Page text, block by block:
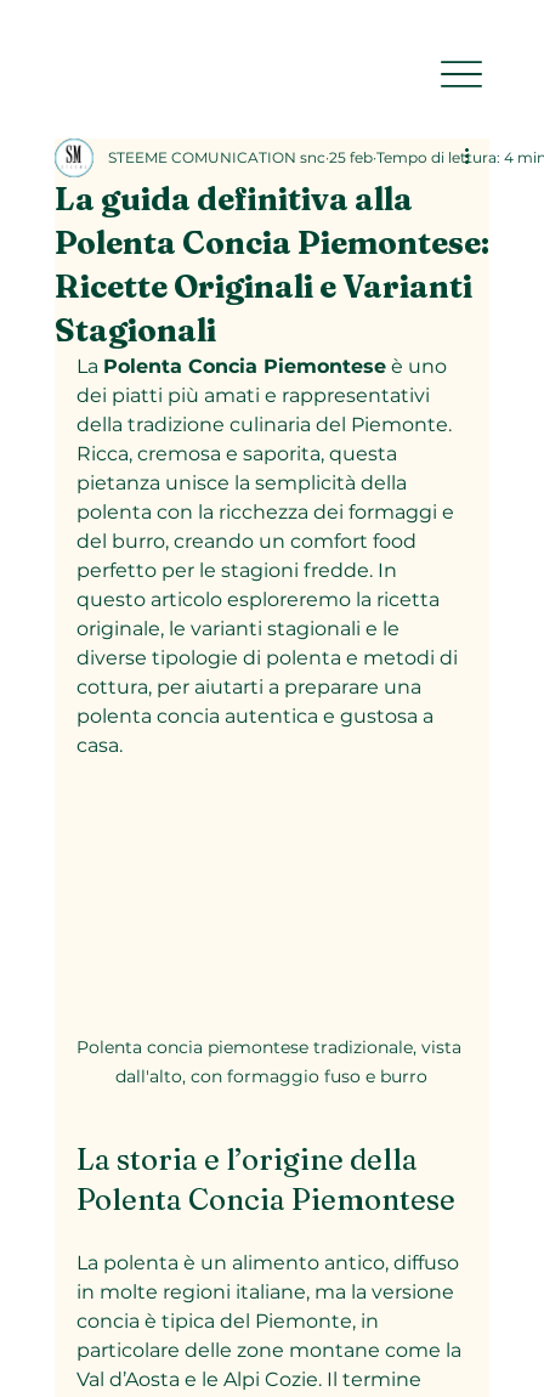
La guida definitiva alla
Polenta Concia Piemontese:
Ricette Originali e Varianti
Stagionali
STEEME COMUNICATION snc 25 feb Tempo di lettura: 4
La Polenta Concia Piemontese è uno
dei piatti più amati e rappresentativi
della tradizione culinaria del Piemonte.
Ricca, cremosa e saporita, questa
pietanza unisce la semplicità della
polenta con la ricchezza dei formaggi e
del burro, creando un comfort food
perfetto per le stagioni fredde. In
questo articolo esploreremo la ricetta
originale, le varianti stagionali e le
diverse tipologie di polenta e metodi di
cottura, per aiutarti a preparare una
polenta concia autentica e gustosa a
casa.
Polenta concia piemontese tradizionale, vista
dall'alto, con formaggio fuso e burro
La storia e l’origine della
Polenta Concia Piemontese
La polenta è un alimento antico, diffuso
in molte regioni italiane, ma la versione
concia è tipica del Piemonte, in
particolare delle zone montane come la
Val d’Aosta e le Alpi Cozie. Il termine